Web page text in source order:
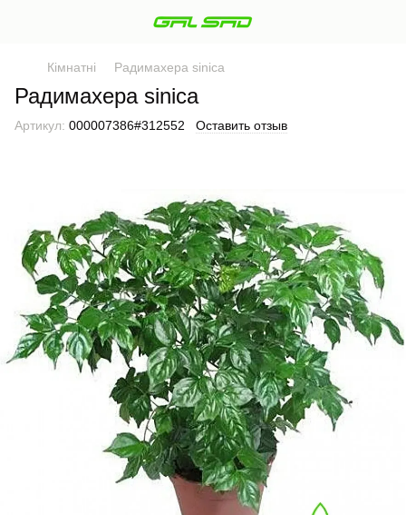
Кімнатні Радимахера sinica
Радимахера sinica
Артикул: 000007386#312552 Оставить отзыв